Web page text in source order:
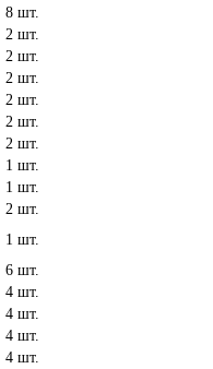
8 шт.
2 шт.
2 шт.
2 шт.
2 шт.
2 шт.
2 шт.
1 шт.
1 шт.
2 шт.
1 шт.
6 шт.
4 шт.
4 шт.
4 шт.
4 шт.